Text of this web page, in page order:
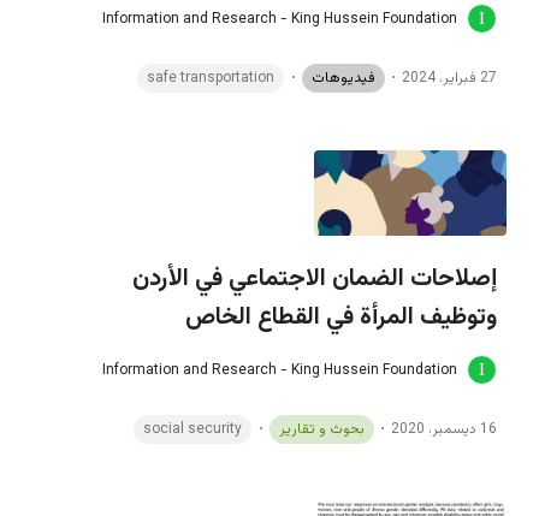
Information and Research - King Hussein Foundation
27 فبراير، 2024 فيديوهات safe transportation
إصلاحات الضمان الاجتماعي في الأردن
وتوظيف المرأة في القطاع الخاص
Information and Research - King Hussein Foundation
16 ديسمبر، 2020 بحوث و تقارير social security